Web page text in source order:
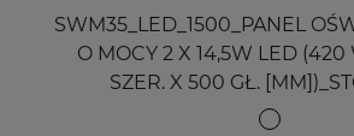
SWM35_LED_1500_PANEL
O MOCY 2 X 14,5W LED (420
SZER. X 500 GŁ.